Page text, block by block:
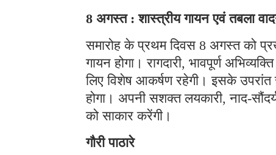
8 अगस्त : शास्त्रीय गायन एवं तबला
समारोह के प्रथम दिवस 8 अगस्त को
गायन होगा। रागदारी, भावपूर्ण
लिए विशेष आकर्षण रहेगी। इसके उपरांत
होगा। अपनी सशक्त लयकारी, नाद-
को साकार करेंगी।
गौरी पाठारे